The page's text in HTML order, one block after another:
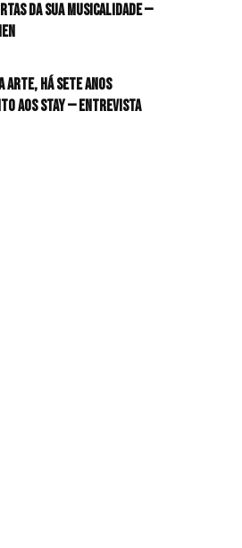
da sua musicalidade —
arte, há sete anos
aos STAY — Entrevista